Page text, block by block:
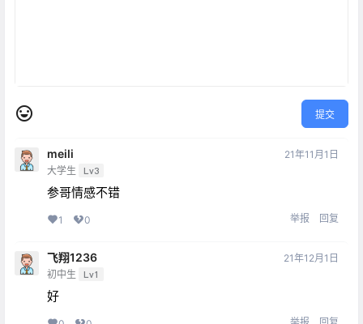
提交
meili
大学生 Lv3
21年11月1日
参哥情感不错
1 0 举报 回复
飞翔1236
初中生 Lv1
21年12月1日
好